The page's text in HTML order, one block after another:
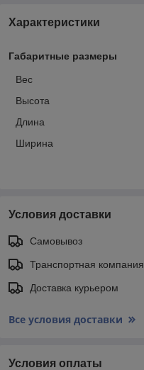
Характеристики
Габаритные размеры
Вес
Высота
Длина
Ширина
Условия доставки
Самовывоз
Транспортная компания
Доставка курьером
Все условия доставки
Условия оплаты